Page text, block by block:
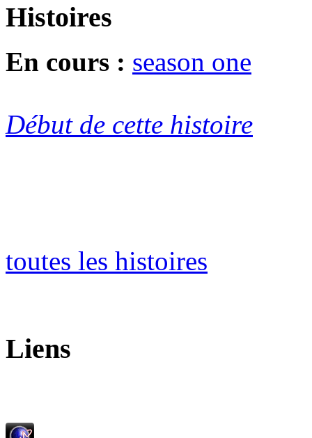
Histoires
En cours : season one
Début de cette histoire
toutes les histoires
Liens